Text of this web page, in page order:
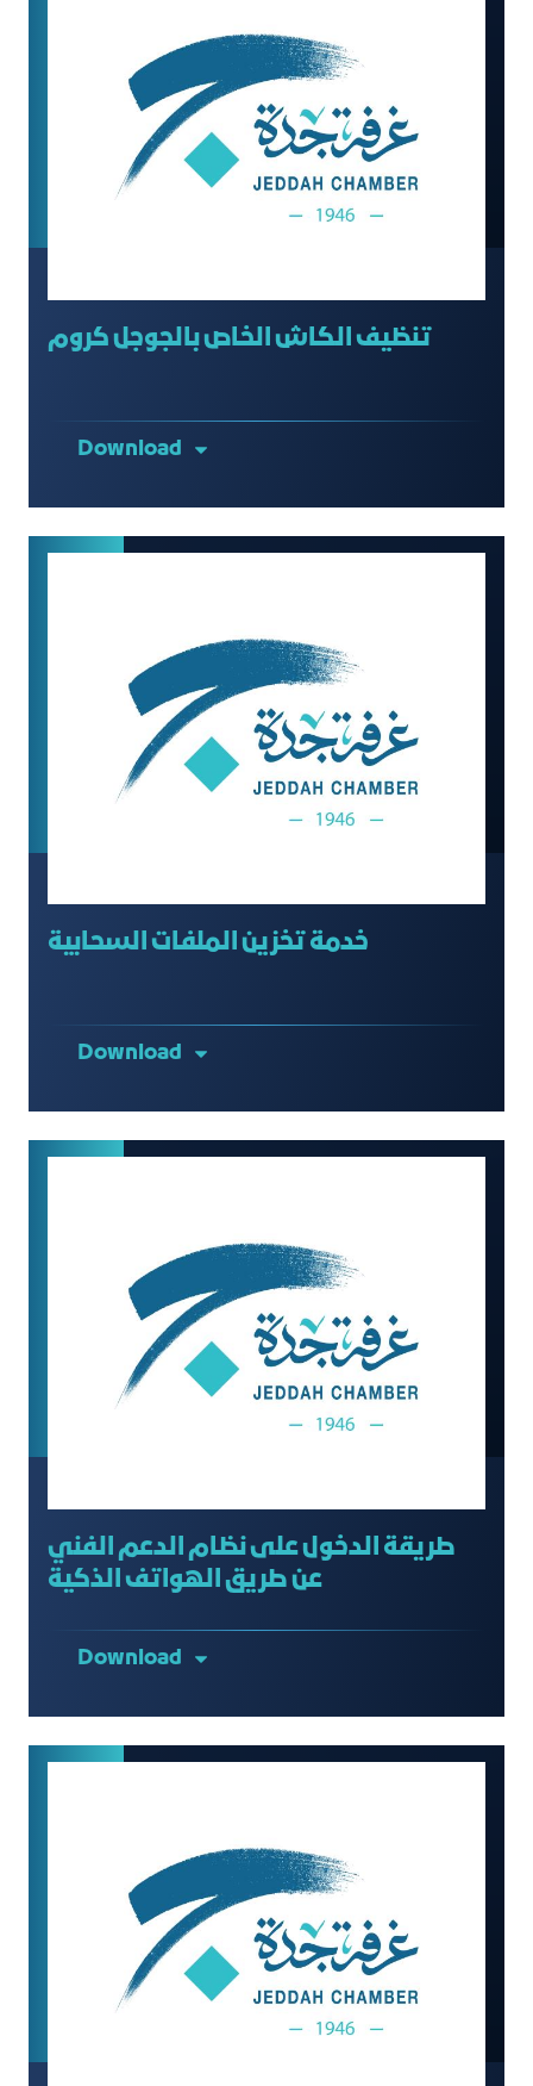
تنظيف الكاش الخاص بالجوجل كروم
Download
خدمة تخزين الملفات السحابية
Download
طريقة الدخول على نظام الدعم الفني
عن طريق الهواتف الذكية
Download